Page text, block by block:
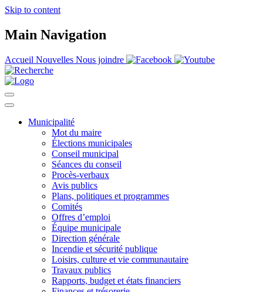
Skip to content
Main Navigation
Accueil Nouvelles Nous joindre
Municipalité
Mot du maire
Élections municipales
Conseil municipal
Séances du conseil
Procès-verbaux
Avis publics
Plans, politiques et programmes
Comités
Offres d’emploi
Équipe municipale
Direction générale
Incendie et sécurité publique
Loisirs, culture et vie communautaire
Travaux publics
Rapports, budget et états financiers